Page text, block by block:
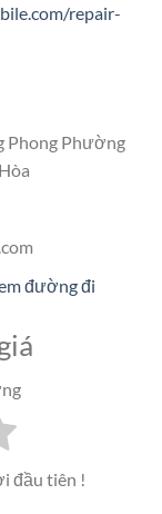
repair-
Phong Phường
đường đi
đầu tiên !